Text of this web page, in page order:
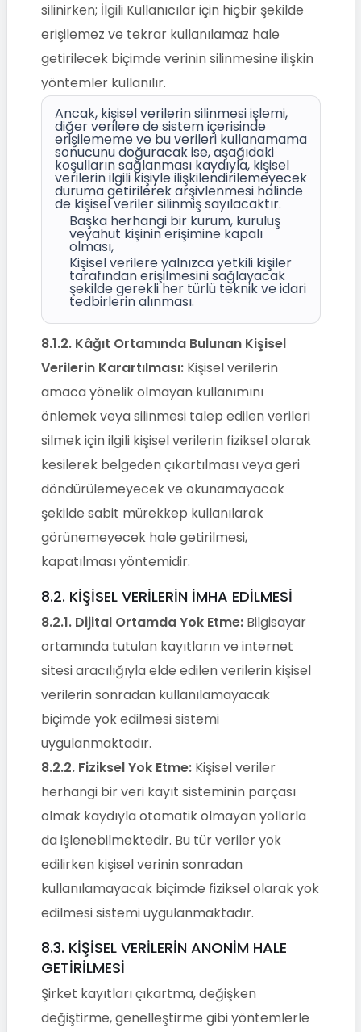
silinirken; İlgili Kullanıcılar için hiçbir şekilde
erişilemez ve tekrar kullanılamaz hale
getirilecek biçimde verinin silinmesine ilişkin
yöntemler kullanılır.
Ancak, kişisel verilerin silinmesi işlemi,
diğer verilere de sistem içerisinde
erişilememe ve bu verileri kullanamama
sonucunu doğuracak ise, aşağıdaki
koşulların sağlanması kaydıyla, kişisel
verilerin ilgili kişiyle ilişkilendirilemeyecek
duruma getirilerek arşivlenmesi halinde
de kişisel veriler silinmiş sayılacaktır.
Başka herhangi bir kurum, kuruluş
veyahut kişinin erişimine kapalı
olması,
Kişisel verilere yalnızca yetkili kişiler
tarafından erişilmesini sağlayacak
şekilde gerekli her türlü teknik ve idari
tedbirlerin alınması.
8.1.2. Kâğıt Ortamında Bulunan Kişisel
Verilerin Karartılması:Kişisel verilerin
amaca yönelik olmayan kullanımını
önlemek veya silinmesi talep edilen verileri
silmek için ilgili kişisel verilerin fiziksel olarak
kesilerek belgeden çıkartılması veya geri
döndürülemeyecek ve okunamayacak
şekilde sabit mürekkep kullanılarak
görünemeyecek hale getirilmesi,
kapatılması yöntemidir.
8.2. KİŞİSEL VERİLERİN İMHA EDİLMESİ
8.2.1. Dijital Ortamda Yok Etme:Bilgisayar
ortamında tutulan kayıtların ve internet
sitesi aracılığıyla elde edilen verilerin kişisel
verilerin sonradan kullanılamayacak
biçimde yok edilmesi sistemi
uygulanmaktadır.
8.2.2. Fiziksel Yok Etme:Kişisel veriler
herhangi bir veri kayıt sisteminin parçası
olmak kaydıyla otomatik olmayan yollarla
da işlenebilmektedir. Bu tür veriler yok
edilirken kişisel verinin sonradan
kullanılamayacak biçimde fiziksel olarak yok
edilmesi sistemi uygulanmaktadır.
8.3. KİŞİSEL VERİLERİN ANONİM HALE
GETİRİLMESİ
Şirket kayıtları çıkartma, değişken
değiştirme, genelleştirme gibi yöntemlerle